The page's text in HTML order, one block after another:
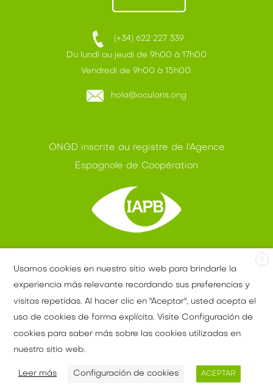
(+34) 622 227 339
Du lundi au jeudi de 9h00 à 17h00
Vendredi de 9h00 à 15h00.
hola@ocularis.ong
ONGD inscrite au registre de l’Agence
Espagnole de Coopération
X
Usamos cookies en nuestro sitio web para brindarle la
experiencia más relevante recordando sus preferencias y
visitas repetidas. Al hacer clic en "Aceptar", usted acepta el
uso de cookies de forma explícita. Visite Configuración de
cookies para saber más sobre las cookies utilizadas en
nuestro sitio web.
Leer más Configuración de cookies ACEPTAR